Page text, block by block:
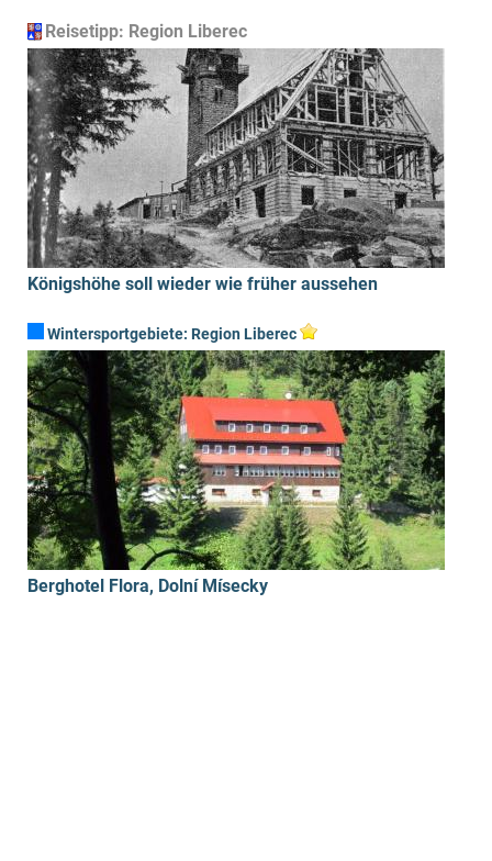
(Reichenberg
). Hier
befindet sich
das
Dreiländereck
...mehr ›
Reisetipp: Region Liberec
Königshöhe soll wieder wie früher aussehen
Wintersportgebiete: Region Liberec
Berghotel Flora, Dolní Mísecky